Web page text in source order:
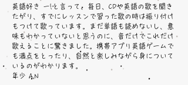
英語好き 一!と言って、毎日、CDや英語の歌を聞き
たがり、すでにレッスンで習った歌の時は振り付け
もつけて歌っています。まだ単語も読めないし、意
味もわかっていないと思うのに、音だけでこれだけ
歌えることに驚きました。携帯アプリ英語ゲームで
も満点をとったり、自然と楽しみながら身について
いるのがわかります。
年少 A,N